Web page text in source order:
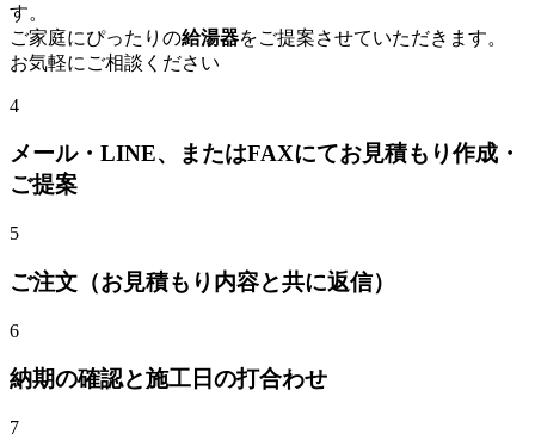
す。
ご家庭にぴったりの給湯器をご提案させていただきます。
お気軽にご相談ください
4
メール・LINE、またはFAXにてお見積もり作成・
ご提案
5
ご注文（お見積もり内容と共に返信）
6
納期の確認と施工日の打合わせ
7